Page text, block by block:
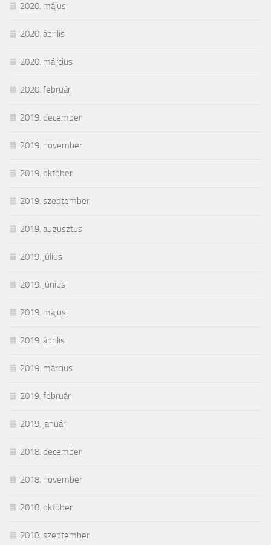
2020. május
2020. április
2020. március
2020. február
2019. december
2019. november
2019. október
2019. szeptember
2019. augusztus
2019. július
2019. június
2019. május
2019. április
2019. március
2019. február
2019. január
2018. december
2018. november
2018. október
2018. szeptember